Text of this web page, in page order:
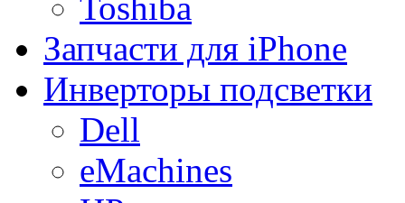
Запчасти для iPhone
Инверторы подсветки
Dell
eMachines